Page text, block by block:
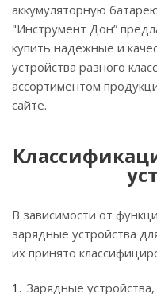
аккумуляторную
"Инструмент Дон”
купить надежные и
устройства разного
ассортиментом
сайте.
В зависимости от
зарядные устройства
их принято
Зарядные